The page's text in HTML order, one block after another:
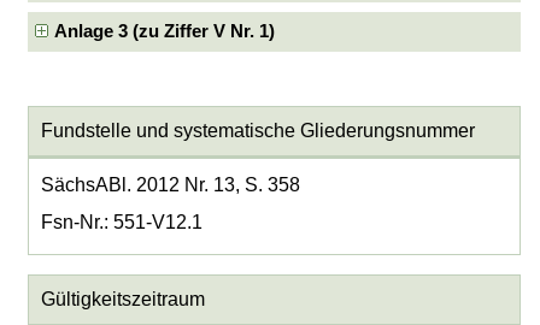
Anlage 3 (zu Ziffer V Nr. 1)
Fundstelle und systematische Gliederungsnummer
SächsABl. 2012 Nr. 13, S. 358
Fsn-Nr.: 551-V12.1
Gültigkeitszeitraum